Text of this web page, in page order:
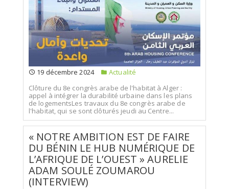
19 décembre 2024
Actualité
Clôture du 8e congrès arabe de l'habitat à Alger :
appel à intégrer la durabilité urbaine dans les plans
de logementsLes travaux du 8e congrès arabe de
l'habitat, qui se sont clôturés jeudi au Centre...
« NOTRE AMBITION EST DE FAIRE
DU BÉNIN LE HUB NUMÉRIQUE DE
L’AFRIQUE DE L’OUEST » AURELIE
ADAM SOULÉ ZOUMAROU
(INTERVIEW)